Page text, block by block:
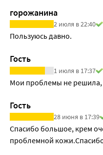
ГЕНТА, чем необходимо;
• Вы или Ваш ребенок
лекарственный препарат.
В подобных ситуациях
потребоваться
горожанина
2 июля в 22:40
Пользуюсь давно.
Гость
1 июля в 17:37
Мои проблемы не
Гость
28 июня в 17:39
Спасибо большое, крем
проблемной кожи.Спасибо